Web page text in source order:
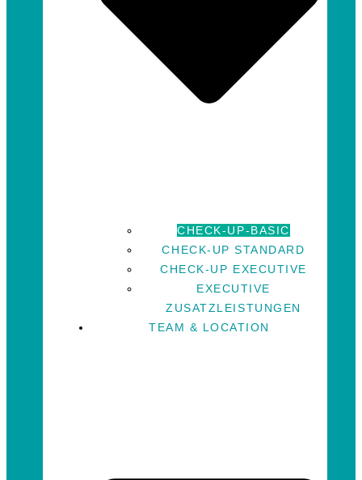
CHECK-UP-BASIC
CHECK-UP STANDARD
CHECK-UP EXECUTIVE
EXECUTIVE
ZUSATZLEISTUNGEN
TEAM & LOCATION